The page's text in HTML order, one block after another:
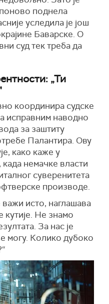
поднела
уследила је још
Баварске. О
суд тек треба да
„Ти
координира судске
исправним наводно
за заштиту
Палантира. Ову
како каже у
када немачке власти
суверенитета
производе.
исто, наглашава
кутије. Не знамо
За нас је
могу. Колико дубоко